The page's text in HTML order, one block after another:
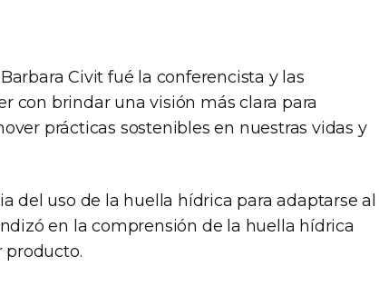
Civit fué la conferencista y las
con brindar una visión más clara para
prácticas sostenibles en nuestras vidas y
del uso de la huella hídrica para adaptarse al
en la comprensión de la huella hídrica
producto.